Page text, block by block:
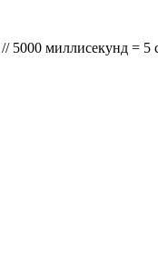
5000 миллисекунд = 5